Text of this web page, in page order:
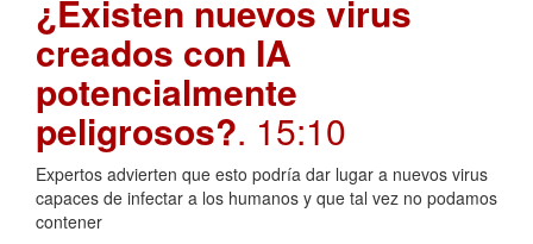
¿Existen nuevos virus
creados con IA
potencialmente
peligrosos?. 15:10
Expertos advierten que esto podría dar lugar a nuevos virus
capaces de infectar a los humanos y que tal vez no podamos
contener